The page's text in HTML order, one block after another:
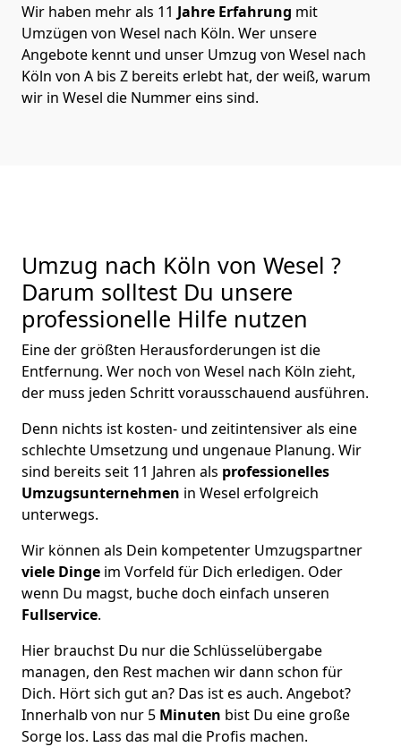
Wir haben mehr als 11 Jahre Erfahrung mit
Umzügen von Wesel nach Köln. Wer unsere
Angebote kennt und unser Umzug von Wesel nach
Köln von A bis Z bereits erlebt hat, der weiß, warum
wir in Wesel die Nummer eins sind.
Umzug nach Köln von Wesel ?
Darum solltest Du unsere
professionelle Hilfe nutzen
Eine der größten Herausforderungen ist die
Entfernung. Wer noch von Wesel nach Köln zieht,
der muss jeden Schritt vorausschauend ausführen.
Denn nichts ist kosten- und zeitintensiver als eine
schlechte Umsetzung und ungenaue Planung. Wir
sind bereits seit 11 Jahren als professionelles
Umzugsunternehmen in Wesel erfolgreich
unterwegs.
Wir können als Dein kompetenter Umzugspartner
viele Dinge im Vorfeld für Dich erledigen. Oder
wenn Du magst, buche doch einfach unseren
Fullservice.
Hier brauchst Du nur die Schlüsselübergabe
managen, den Rest machen wir dann schon für
Dich. Hört sich gut an? Das ist es auch. Angebot?
Innerhalb von nur 5 Minuten bist Du eine große
Sorge los. Lass das mal die Profis machen.